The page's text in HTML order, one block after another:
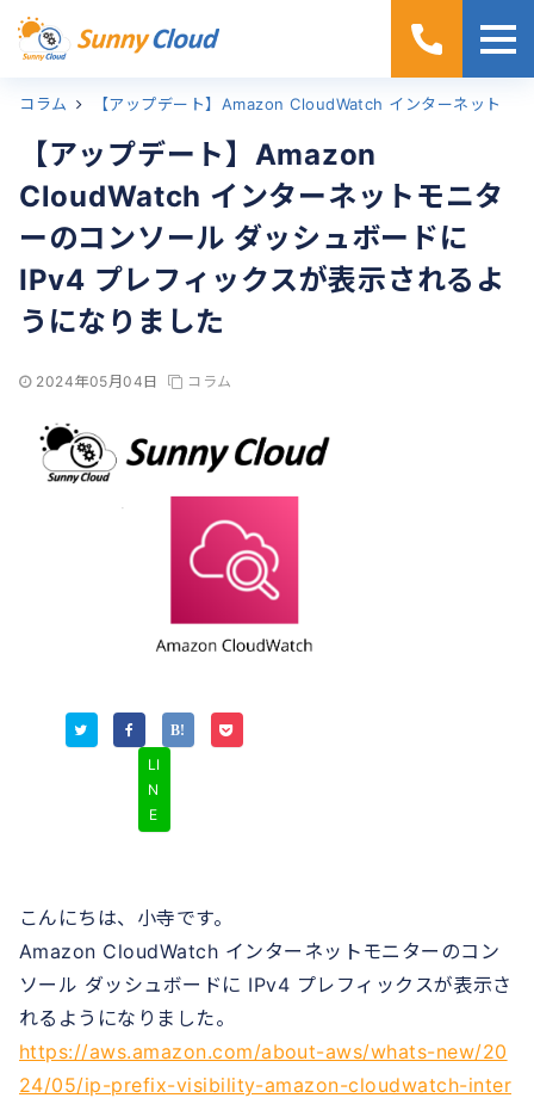
ホーム
コラム
【アップデート】Amazon
CloudWatch インターネットモニタ
ーのコンソール ダッシュボードに
IPv4 プレフィックスが表示されるよ
うになりました
2024年05月04日 コラム
LI
N
E
こんにちは、小寺です。
Amazon CloudWatch インターネットモニターのコン
ソール ダッシュボードに IPv4 プレフィックスが表示さ
れるようになりました。
https://aws.amazon.com/about-aws/whats-new/20
24/05/ip-prefix-visibility-amazon-cloudwatch-inter